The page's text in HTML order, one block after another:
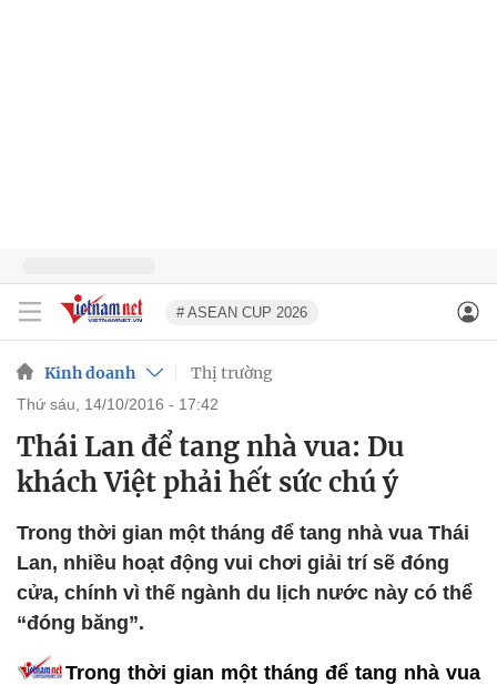
# ASEAN CUP 2026
Kinh doanh Thị trường
thứ sáu, 14/10/2016 - 17:42
Thái Lan để tang nhà vua: Du
khách Việt phải hết sức chú ý
Trong thời gian một tháng để tang nhà vua Thái
Lan, nhiều hoạt động vui chơi giải trí sẽ đóng
cửa, chính vì thế ngành du lịch nước này có thể
“đóng băng”.
Trong thời gian một tháng để tang nhà vua